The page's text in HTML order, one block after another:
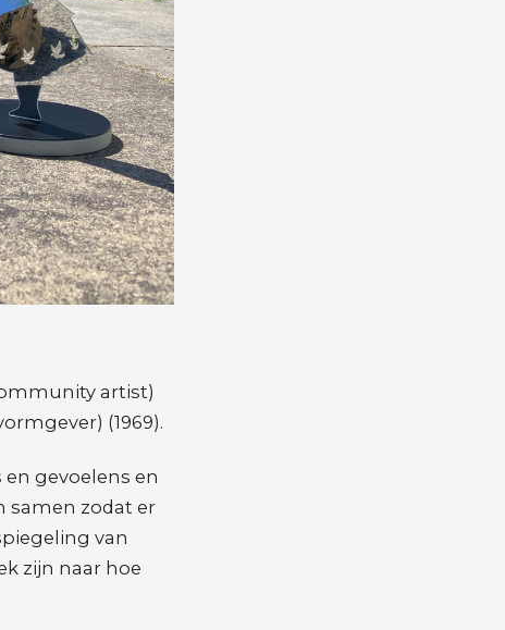
artist)
(1969).
gevoelens en
samen zodat er
van
zijn naar hoe